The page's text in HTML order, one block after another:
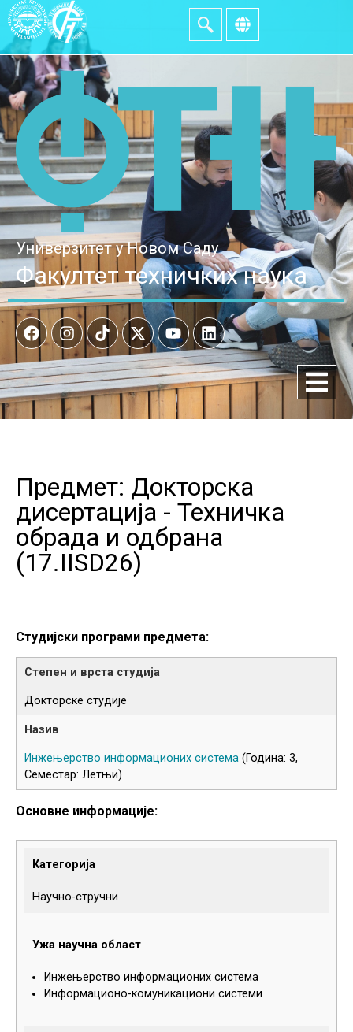
Универзитет у Новом Саду
Факултет техничких наука
Предмет: Докторска
дисертација - Техничка
обрада и одбрана
(17.IISD26)
Студијски програми предмета:
Докторске студије
Инжењерство информационих система (Година: 3,
Семестар: Летњи)
Основне информације:
Категорија
Научно-стручни
Ужа научна област
Инжењерство информационих система
Информационо-комуникациони системи